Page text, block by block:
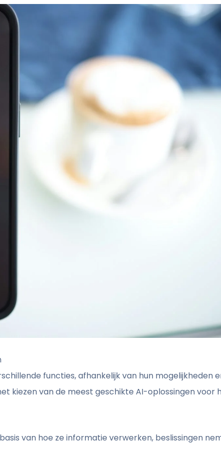
functies, afhankelijk van hun mogelijkheden
kiezen van de meest geschikte AI-oplossingen voor
van hoe ze informatie verwerken, beslissingen